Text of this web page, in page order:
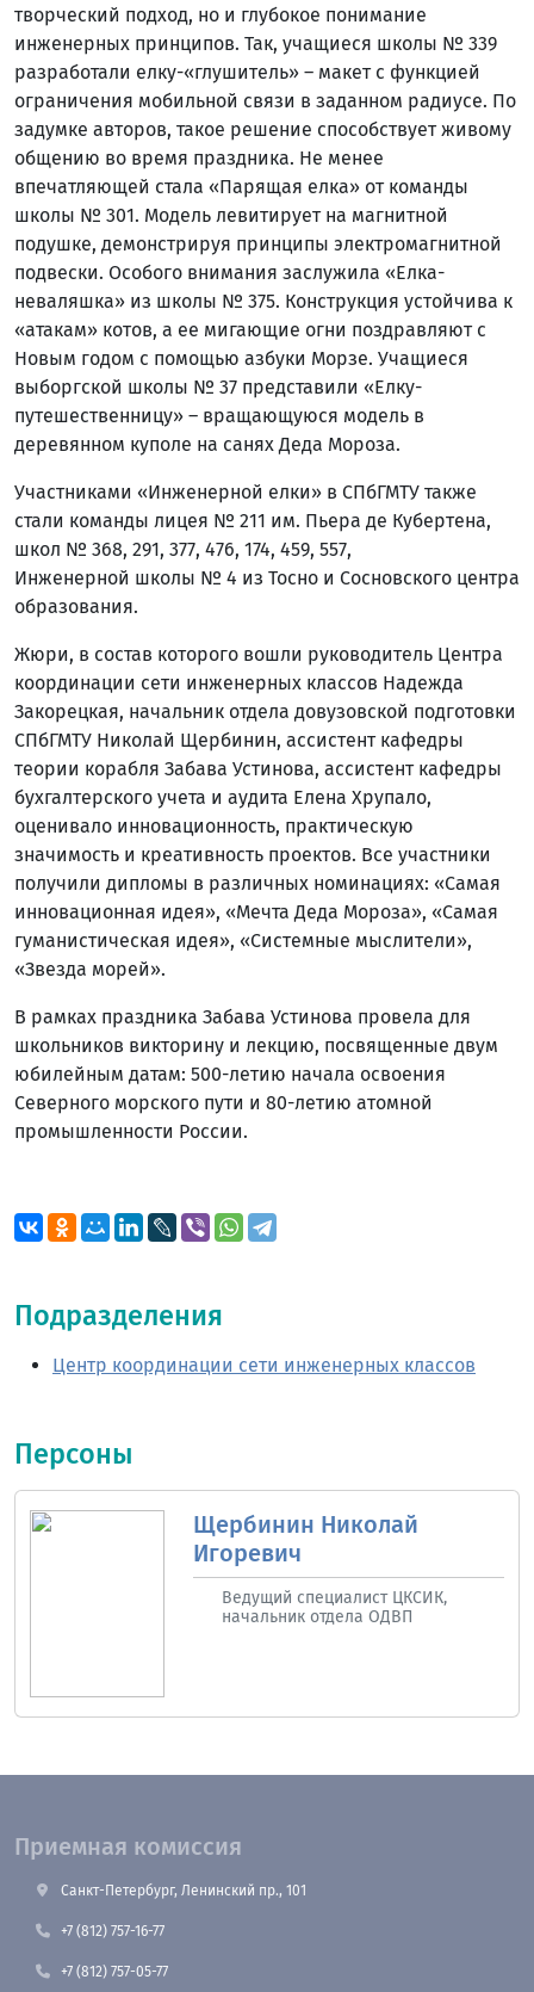
творческий подход, но и глубокое понимание
инженерных принципов. Так, учащиеся школы № 339
разработали елку-«глушитель» – макет с функцией
ограничения мобильной связи в заданном радиусе. По
задумке авторов, такое решение способствует живому
общению во время праздника. Не менее
впечатляющей стала «Парящая елка» от команды
школы № 301. Модель левитирует на магнитной
подушке, демонстрируя принципы электромагнитной
подвески. Особого внимания заслужила «Елка-
неваляшка» из школы № 375. Конструкция устойчива к
«атакам» котов, а ее мигающие огни поздравляют с
Новым годом с помощью азбуки Морзе. Учащиеся
выборгской школы № 37 представили «Елку-
путешественницу» – вращающуюся модель в
деревянном куполе на санях Деда Мороза.
Участниками «Инженерной елки» в СПбГМТУ также
стали команды лицея № 211 им. Пьера де Кубертена,
школ № 368, 291, 377, 476, 174, 459, 557,
Инженерной школы № 4 из Тосно и Сосновского центра
образования.
Жюри, в состав которого вошли руководитель Центра
координации сети инженерных классов Надежда
Закорецкая, начальник отдела довузовской подготовки
СПбГМТУ Николай Щербинин, ассистент кафедры
теории корабля Забава Устинова, ассистент кафедры
бухгалтерского учета и аудита Елена Хрупало,
оценивало инновационность, практическую
значимость и креативность проектов. Все участники
получили дипломы в различных номинациях: «Самая
инновационная идея», «Мечта Деда Мороза», «Самая
гуманистическая идея», «Системные мыслители»,
«Звезда морей».
В рамках праздника Забава Устинова провела для
школьников викторину и лекцию, посвященные двум
юбилейным датам: 500-летию начала освоения
Северного морского пути и 80-летию атомной
промышленности России.
Подразделения
Центр координации сети инженерных классов
Персоны
Щербинин Николай
Игоревич
Ведущий специалист ЦКСИК,
начальник отдела ОДВП
Приемная комиссия
Санкт-Петербург, Ленинский пр., 101
+7 (812) 757-16-77
+7 (812) 757-05-77